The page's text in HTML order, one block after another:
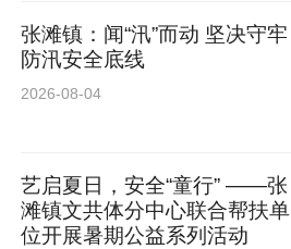
张滩镇：闻“汛”而动 坚决守牢
防汛安全底线
2026-08-04
艺启夏日，安全“童行” ——张
滩镇文共体分中心联合帮扶单
位开展暑期公益系列活动